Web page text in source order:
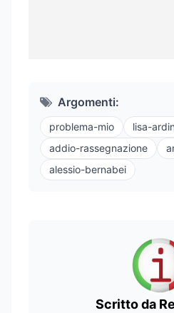
Argomenti:
problema-mio
lisa-
addio-rassegnazione
alessio-bernabei
Scritto da